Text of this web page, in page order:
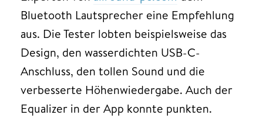
Bluetooth Lautsprecher eine Empfehlung
aus. Die Tester lobten beispielsweise das
Design, den wasserdichten USB-C-
Anschluss, den tollen Sound und die
verbesserte Höhenwiedergabe. Auch der
Equalizer in der App konnte punkten.